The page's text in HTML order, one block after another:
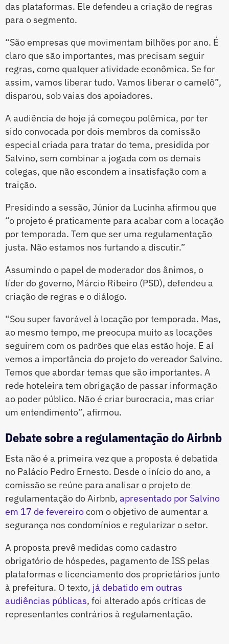
das plataformas. Ele defendeu a criação de regras
para o segmento.
“São empresas que movimentam bilhões por ano. É
claro que são importantes, mas precisam seguir
regras, como qualquer atividade econômica. Se for
assim, vamos liberar tudo. Vamos liberar o camelô”,
disparou, sob vaias dos apoiadores.
A audiência de hoje já começou polêmica, por ter
sido convocada por dois membros da comissão
especial criada para tratar do tema, presidida por
Salvino, sem combinar a jogada com os demais
colegas, que não escondem a insatisfação com a
traição.
Presidindo a sessão, Júnior da Lucinha afirmou que
“o projeto é praticamente para acabar com a locação
por temporada. Tem que ser uma regulamentação
justa. Não estamos nos furtando a discutir.”
Assumindo o papel de moderador dos ânimos, o
líder do governo, Márcio Ribeiro (PSD), defendeu a
criação de regras e o diálogo.
“Sou super favorável à locação por temporada. Mas,
ao mesmo tempo, me preocupa muito as locações
seguirem com os padrões que elas estão hoje. E aí
vemos a importância do projeto do vereador Salvino.
Temos que abordar temas que são importantes. A
rede hoteleira tem obrigação de passar informação
ao poder público. Não é criar burocracia, mas criar
um entendimento”, afirmou.
Debate sobre a regulamentação do Airbnb
Esta não é a primeira vez que a proposta é debatida
no Palácio Pedro Ernesto. Desde o início do ano, a
comissão se reúne para analisar o projeto de
regulamentação do Airbnb, apresentado por Salvino
em 17 de fevereirocom o objetivo de aumentar a
segurança nos condomínios e regularizar o setor.
A proposta prevê medidas como cadastro
obrigatório de hóspedes, pagamento de ISS pelas
plataformas e licenciamento dos proprietários junto
à prefeitura. O texto, já debatido em outras
audiências públicas, foi alterado após críticas de
representantes contrários à regulamentação.